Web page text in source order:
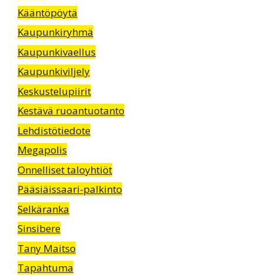
Kääntöpöytä
Kaupunkiryhmä
Kaupunkivaellus
Kaupunkiviljely
Keskustelupiirit
Kestävä ruoantuotanto
Lehdistötiedote
Megapolis
Onnelliset taloyhtiöt
Pääsiäissaari-palkinto
Selkäranka
Sinsibere
Tany Maitso
Tapahtuma